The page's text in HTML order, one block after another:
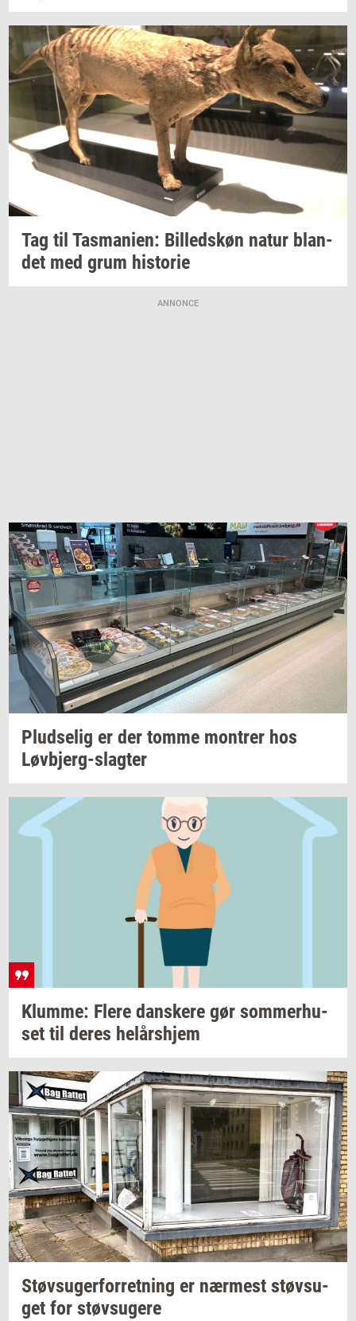
Tag til Tas­ma­ni­en: Bil­leds­køn natur blan­
det med grum hi­sto­rie
ANNONCE
Plud­se­lig er der tomme mon­trer hos
Løvbjerg-​slagter
Klum­me: Flere dan­ske­re gør som­mer­hu­
set til deres helårs­hjem
Støv­su­ger­for­ret­ning er nær­mest støv­su­
get for støv­su­ge­re